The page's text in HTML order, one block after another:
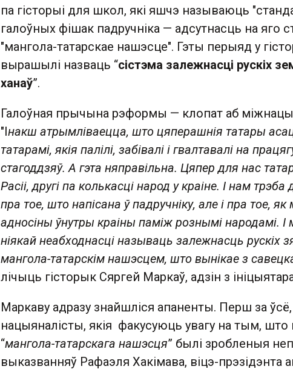
па гісторыі для школ, які яшчэ называюць
галоўных фішак падручніка — адсутнасць на яго
"мангола-татарскае нашэсце". Гэты перыяд у
вырашылі назваць “сістэма залежнасці рускіх
ханаў”.
Галоўная прычына рэформы — клопат аб
"Інакш атрымліваецца, што цяперашнія татары
татарамі, якія палілі, забівалі і гвалтавалі на
стагоддзяў. А гэта няправільна. Цяпер для нас
Расіі, другі па колькасці народ у краіне. І нам
пра тое, што напісана ў падручніку, але і пра тое,
адносіны ўнутры краіны паміж рознымі народамі.
ніякай неабходнасці называць залежнасць рускіх
мангола-татарскім нашэсцем, што вынікае з
лічыць гісторык Сяргей Маркаў, адзін з
Маркаву адразу знайшліся апаненты. Перш за ўсё,
нацыяналісты, якія факусуюць увагу на тым, што
“мангола-татарскага нашэсця” былі зробленыя
выказванняў Рафаэля Хакімава, віцэ-прэзідэнта